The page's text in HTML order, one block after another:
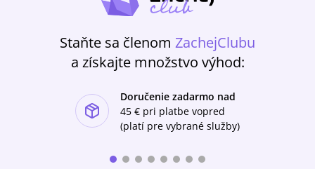
Staňte sa členom ZachejClubu
a získajte množstvo výhod:
Doručenie zadarmo nad
45 € pri platbe vopred
(platí pre vybrané služby)